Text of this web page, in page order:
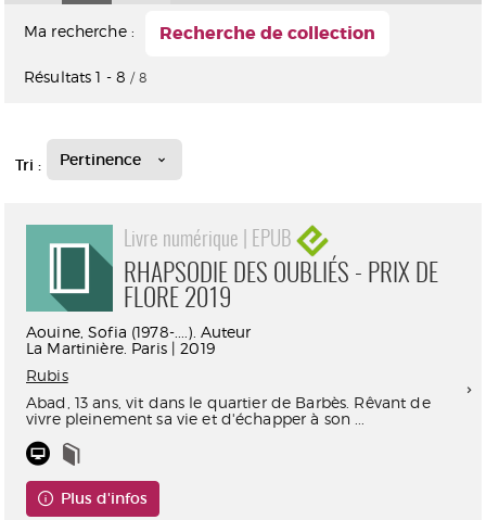
Ma recherche : Recherche de collection
Résultats1 - 8 / 8
Tri : Pertinence
Livre numérique | EPUB
RHAPSODIE DES OUBLIÉS - PRIX DE
FLORE 2019
Aouine, Sofia (1978-....). Auteur
La Martinière. Paris | 2019
Rubis
Abad, 13 ans, vit dans le quartier de Barbès. Rêvant de
vivre pleinement sa vie et d'échapper à son ...
Plus d'infos